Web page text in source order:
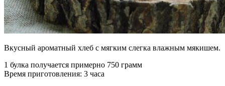
Вкусный ароматный хлеб с мягким слегка влажным мякишем.
1 булка получается примерно 750 грамм
Время приготовления: 3 часа